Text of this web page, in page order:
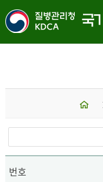
홈
번호